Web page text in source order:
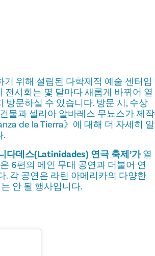
위해 설립된 다학제적 예술 센터입
시회는 몇 달마다 새롭게 바뀌어 열
방문하실 수 있습니다. 방문 시, 수상
물과 셀리아 알바레스 무뇨스가 제작
de la Tierra》에 대해 더 자세히 알
.
다데스(Latinidades) 연극 축제’가열
6편의 메인 무대 공연과 더불어 연
. 각 공연은 라틴 아메리카의 다양한
안 될 행사입니다.